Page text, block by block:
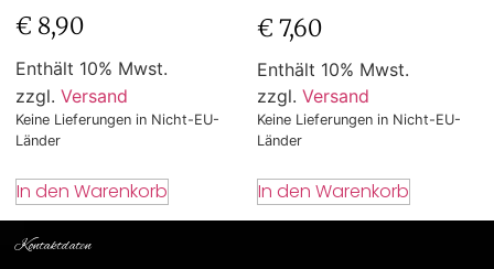
€ 8,90
Enthält 10% Mwst.
zzgl. Versand
Keine Lieferungen in Nicht-EU-
Länder
In den Warenkorb
€ 7,60
Enthält 10% Mwst.
zzgl. Versand
Keine Lieferungen in Nicht-EU-
Länder
In den Warenkorb
Kontaktdaten